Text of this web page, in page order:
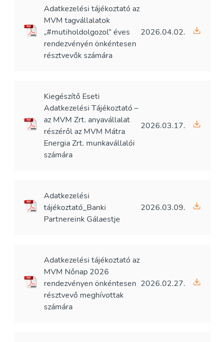
Adatkezelési tájékoztató az
MVM tagvállalatok
„#mutiholdolgozol” éves
rendezvényén önkéntesen
résztvevők számára
2026.04.02.
Kiegészítő Eseti
Adatkezelési Tájékoztató –
az MVM Zrt. anyavállalat
részéről az MVM Mátra
Energia Zrt. munkavállalói
számára
2026.03.17.
Adatkezelési
tájékoztató_Banki
Partnereink Gálaestje
2026.03.09.
Adatkezelési tájékoztató az
MVM Nőnap 2026
rendezvényen önkéntesen
résztvevő meghívottak
számára
2026.02.27.